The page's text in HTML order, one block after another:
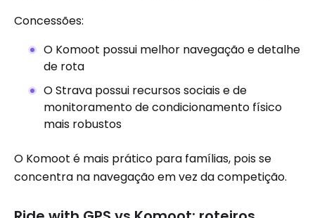
Concessões:
O Komoot possui melhor navegação e detalhe
de rota
O Strava possui recursos sociais e de
monitoramento de condicionamento físico
mais robustos
O Komoot é mais prático para famílias, pois se
concentra na navegação em vez da competição.